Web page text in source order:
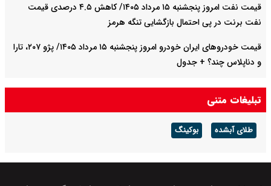
قیمت نفت امروز پنجشنبه ۱۵ مرداد ۱۴۰۵/ کاهش ۴.۵ درصدی قیمت
نفت برنت در پی احتمال بازگشایی تنگه هرمز
قیمت خودرو‌های ایران خودرو امروز پنجشنبه ۱۵ مرداد ۱۴۰۵/ پژو ۲۰۷، تارا
و دناپلاس چند؟ + جدول
قیمت خودرو‌های سایپا امروز پنجشنبه ۱۵ مرداد ۱۴۰۵/ شاهین، کوییک و
ساینا چند قیمت خورد؟+ جدول
تبلیغات متنی
طلای آبشده بوکینگ